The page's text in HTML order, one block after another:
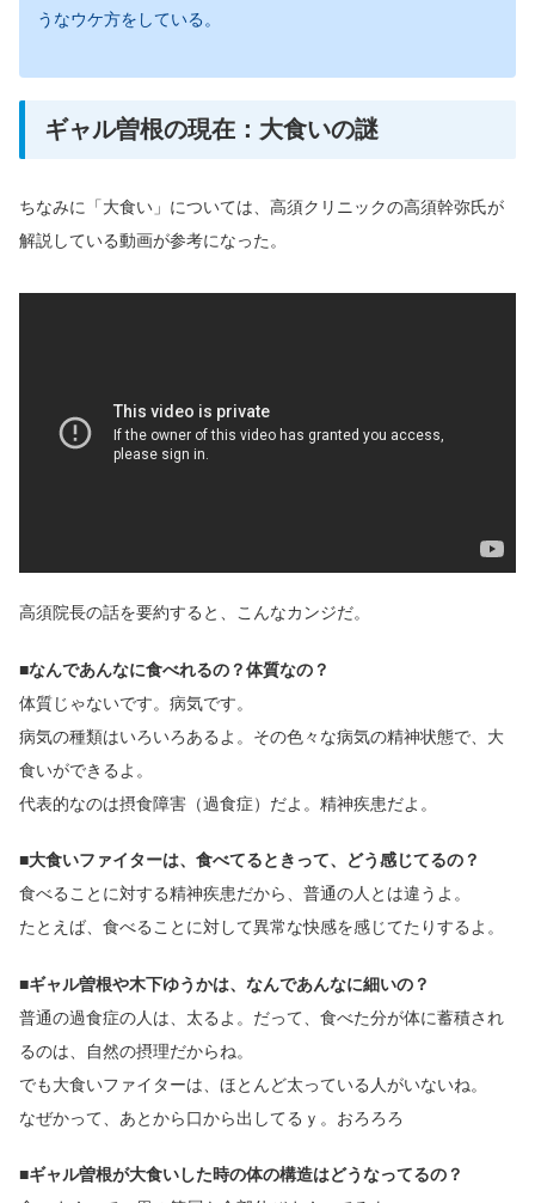
うなウケ方をしている。
ギャル曽根の現在：大食いの謎
ちなみに「大食い」については、高須クリニックの高須幹弥氏が
解説している動画が参考になった。
高須院長の話を要約すると、こんなカンジだ。
■なんであんなに食べれるの？体質なの？
体質じゃないです。病気です。
病気の種類はいろいろあるよ。その色々な病気の精神状態で、大
食いができるよ。
代表的なのは摂食障害（過食症）だよ。精神疾患だよ。
■大食いファイターは、食べてるときって、どう感じてるの？
食べることに対する精神疾患だから、普通の人とは違うよ。
たとえば、食べることに対して異常な快感を感じてたりするよ。
■ギャル曽根や木下ゆうかは、なんであんなに細いの？
普通の過食症の人は、太るよ。だって、食べた分が体に蓄積され
るのは、自然の摂理だからね。
でも大食いファイターは、ほとんど太っている人がいないね。
なぜかって、あとから口から出してるｙ。おろろろ
■ギャル曽根が大食いした時の体の構造はどうなってるの？